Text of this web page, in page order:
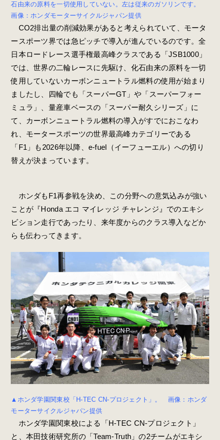
石由来の原料を一切使用していない。左は従来のガソリンです。
画像：ホンダモーターサイクルジャパン提供
CO2排出量の削減効果があると考えられていて、モータ
ースポーツ界では急ピッチで導入が進んでいるのです。全
日本ロードレース選手権最高峰クラスである「JSB1000」
では、世界の二輪レースに先駆け、化石由来の原料を一切
使用していないカーボンニュートラル燃料の使用が始まり
ましたし、四輪でも「スーパーGT」や「スーパーフォー
ミュラ」、量産車ベースの「スーパー耐久シリーズ」に
て、カーボンニュートラル燃料の導入がすでにおこなわ
れ、モータースポーツの世界最高峰カテゴリーである
「F1」も2026年以降、e-fuel（イーフューエル）への切り
替えが決まっています。
ホンダもF1再参戦を決め、この分野への意気込みが強い
ことが『Honda エコ マイレッジ チャレンジ』でのエキシ
ビション走行であったり、来年度からのクラス導入などか
らも伝わってきます。
▲ホンダ学園関東校「H-TEC CN-プロジェクト」。 画像：ホンダ
モーターサイクルジャパン提供
ホンダ学園関東校による「H-TEC CN-プロジェクト」
と、本田技術研究所の「Team-Truth」の2チームがエキシ